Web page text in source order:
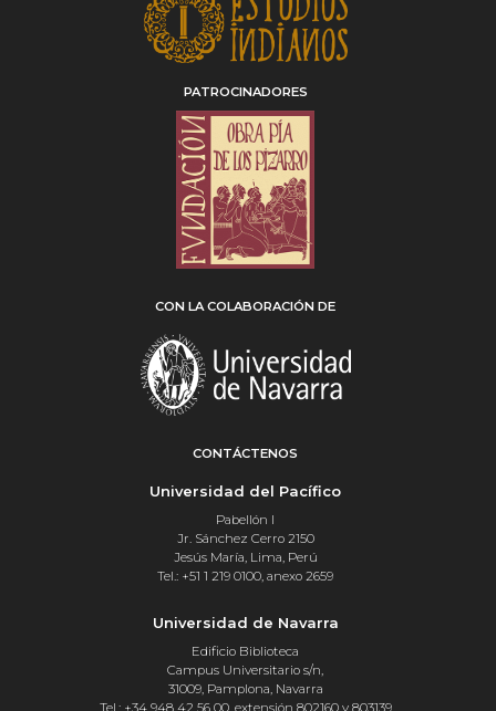
PATROCINADORES
CON LA COLABORACIÓN DE
CONTÁCTENOS
Universidad del Pacífico
Pabellón I
Jr. Sánchez Cerro 2150
Jesús María, Lima, Perú
Tel.: +51 1 219 0100, anexo 2659
Universidad de Navarra
Edificio Biblioteca
Campus Universitario s/n,
31009, Pamplona, Navarra
Tel.: +34 948 42 56 00, extensión 802160 y 803139